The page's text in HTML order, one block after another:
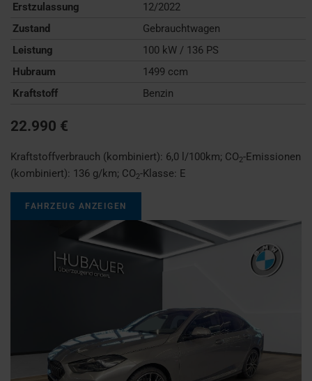
Erstzulassung
12/2022
Zustand
Gebrauchtwagen
Leistung
100 kW / 136 PS
Hubraum
1499 ccm
Kraftstoff
Benzin
22.990 €
Kraftstoffverbrauch (kombiniert): 6,0 l/100km; CO2-Emissionen
(kombiniert): 136 g/km; CO2-Klasse: E
FAHRZEUG ANZEIGEN